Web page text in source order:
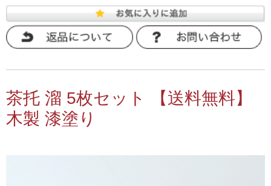
茶托 溜 5枚セット 【送料無料】
木製 漆塗り